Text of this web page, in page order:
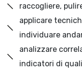
raccogliere,
applicare
individuare
analizzare
indicatori di